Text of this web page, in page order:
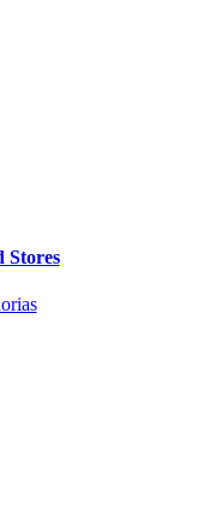
Stores